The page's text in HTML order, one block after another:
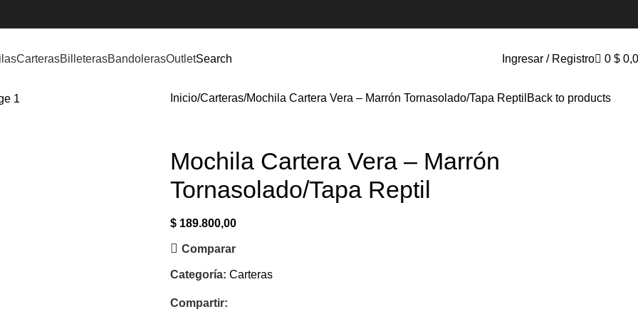
CarterasBilleterasBandolerasOutletSearch Ingresar / Registro 0 $
Inicio Carteras Mochila Cartera Vera – Marrón Tornasolado/Tapa Reptil Back to products
Mochila Cartera Vera – Marrón
Tornasolado/Tapa Reptil
$ 189.800,00
Comparar
Categoría: Carteras
Compartir: